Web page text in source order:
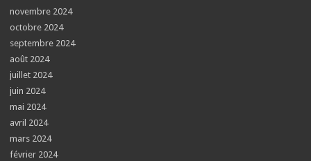
novembre 2024
octobre 2024
septembre 2024
août 2024
juillet 2024
juin 2024
mai 2024
avril 2024
mars 2024
février 2024